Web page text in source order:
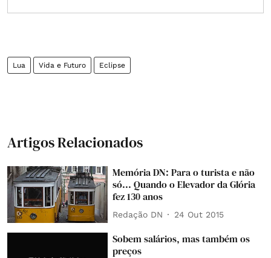
Lua Vida e Futuro Eclipse
Artigos Relacionados
Memória DN: Para o turista e não
só... Quando o Elevador da Glória
fez 130 anos
Redação DN 24 Out 2015
Sobem salários, mas também os
preços